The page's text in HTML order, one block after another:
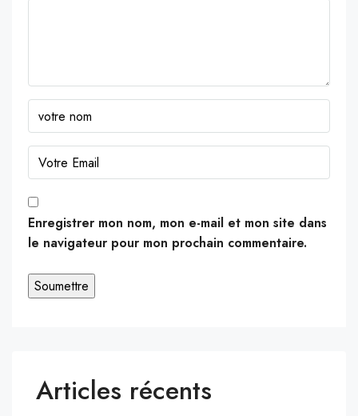
Enregistrer mon nom, mon e-mail et mon site dans
le navigateur pour mon prochain commentaire.
Articles récents